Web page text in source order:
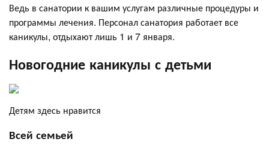
Ведь в санатории к вашим услугам различные процедуры и
программы лечения. Персонал санатория работает все
каникулы, отдыхают лишь 1 и 7 января.
Новогодние каникулы с детьми
Детям здесь нравится
Всей семьей